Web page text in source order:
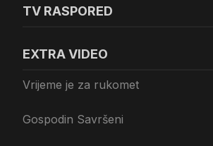
TV RASPORED
EXTRA VIDEO
Vrijeme je za rukomet
Gospodin Savršeni